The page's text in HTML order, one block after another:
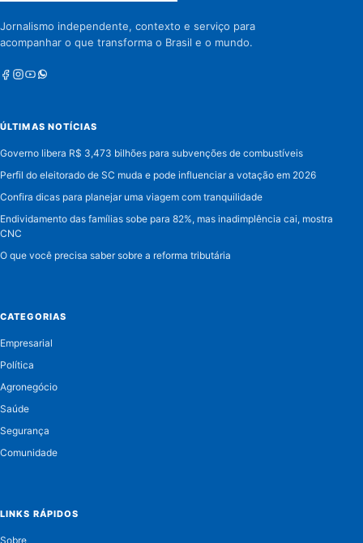
Jornalismo independente, contexto e serviço para
acompanhar o que transforma o Brasil e o mundo.
Facebook
Instagram
Youtube
Whatsapp
ÚLTIMAS NOTÍCIAS
Governo libera R$ 3,473 bilhões para subvenções de combustíveis
Perfil do eleitorado de SC muda e pode influenciar a votação em 2026
Confira dicas para planejar uma viagem com tranquilidade
Endividamento das famílias sobe para 82%, mas inadimplência cai, mostra
CNC
O que você precisa saber sobre a reforma tributária
CATEGORIAS
Empresarial
Política
Agronegócio
Saúde
Segurança
Comunidade
LINKS RÁPIDOS
Sobre